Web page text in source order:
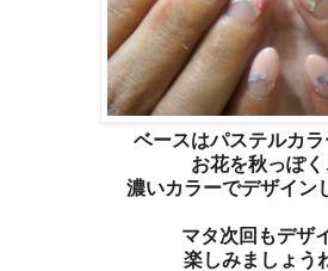
ベースはパステルカ
お花を秋っぽく
濃いカラーでデザイン
マタ次回もデザ
楽しみましょう